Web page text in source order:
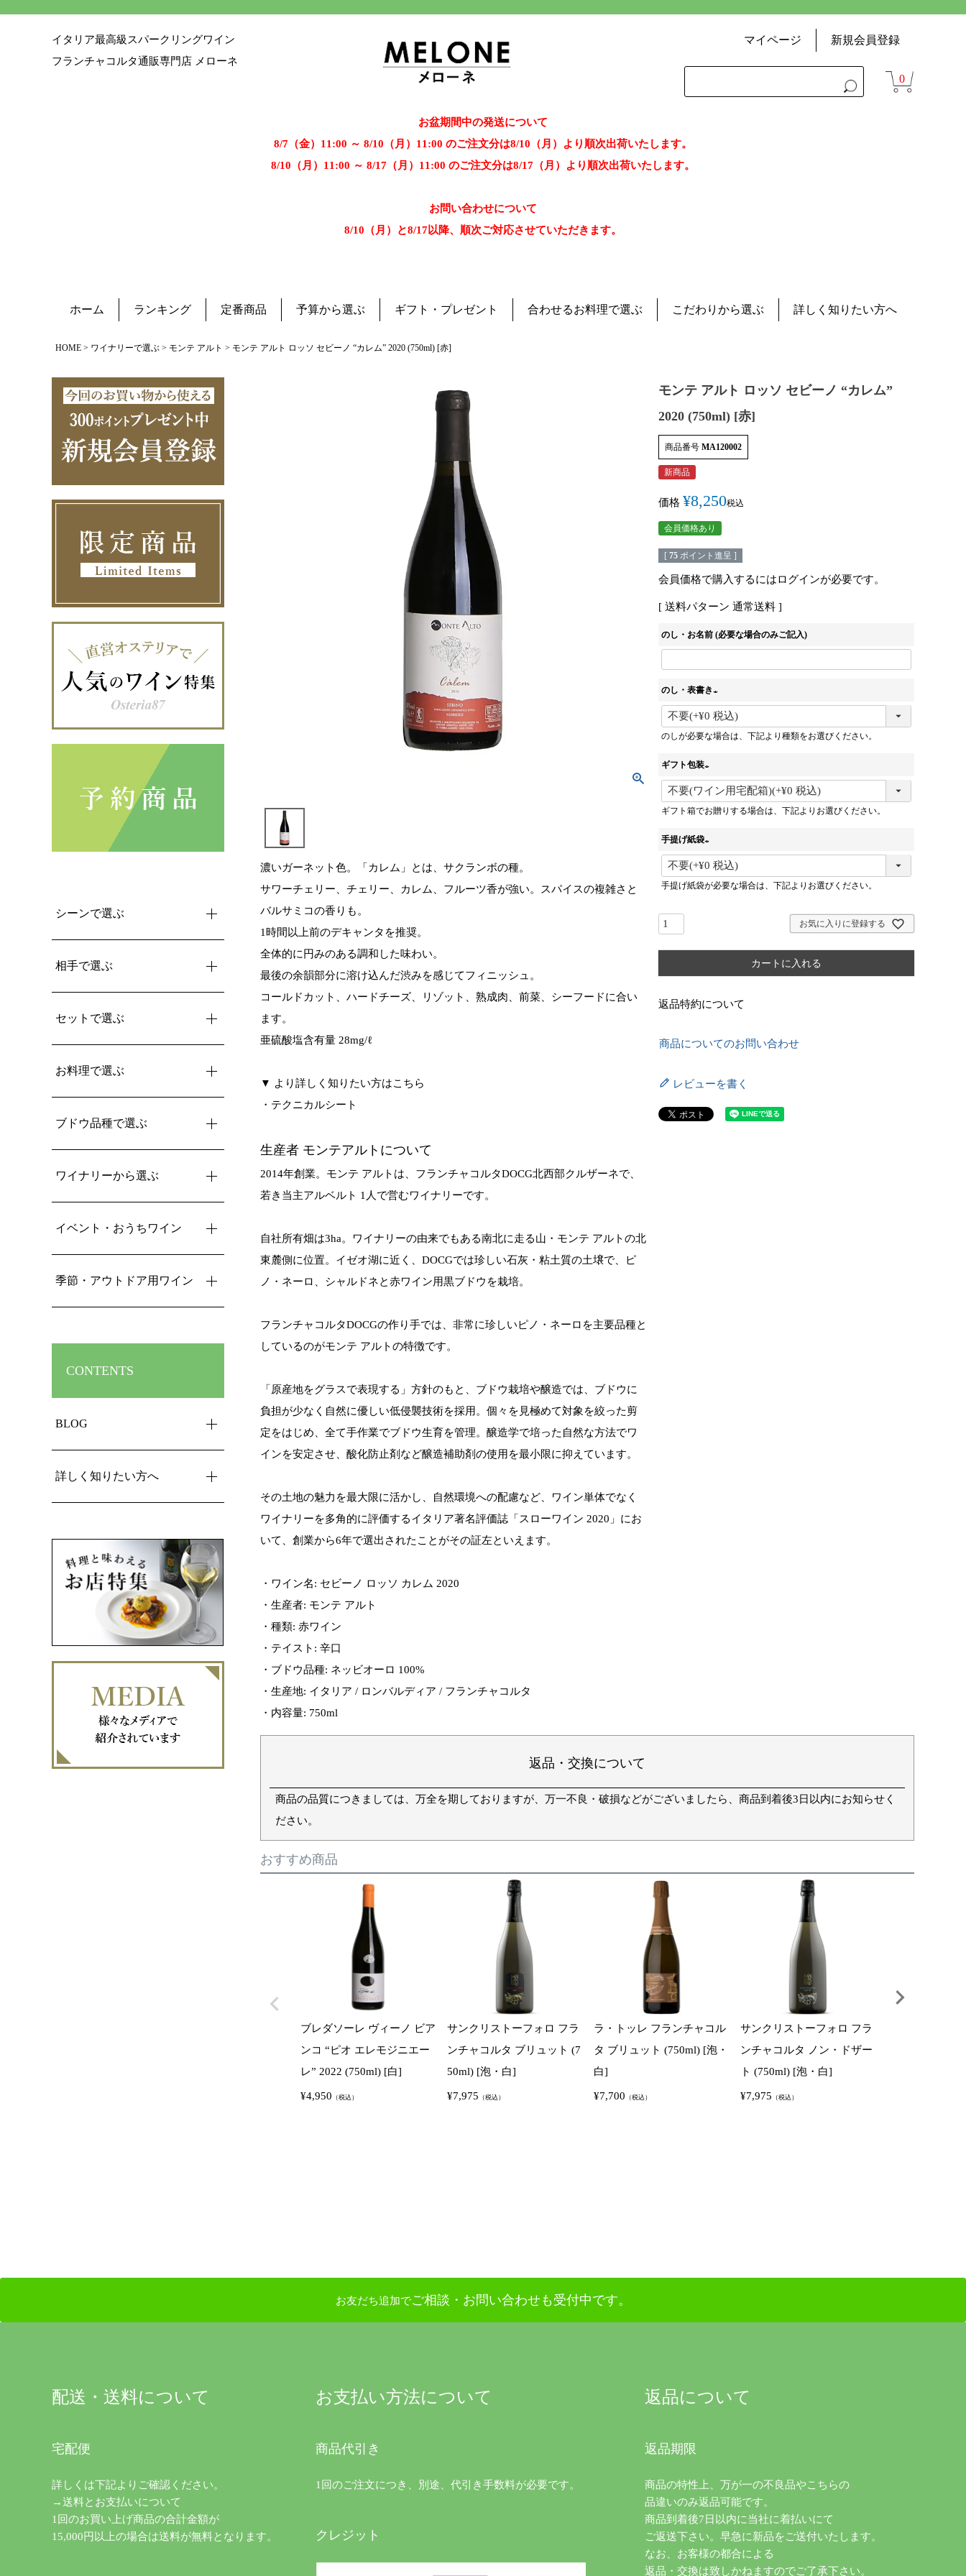
イタリア最高級スパークリングワイン
フランチャコルタ通販専門店 メローネ
マイページ 新規会員登録
0
お盆期間中の発送について
8/7（金）11:00 ～ 8/10（月）11:00 のご注文分は8/10（月）より順次出荷いたします。
8/10（月）11:00 ～ 8/17（月）11:00 のご注文分は8/17（月）より順次出荷いたします。
お問い合わせについて
8/10（月）と8/17以降、順次ご対応させていただきます。
ホーム ランキング 定番商品 予算から選ぶ ギフト・プレゼント 合わせるお料理で選ぶ こだわりから選ぶ 詳しく知りたい方へ
HOME ワイナリーで選ぶ モンテ アルト モンテ アルト ロッソ セビーノ “カレム” 2020 (750ml) [赤]
シーンで選ぶ
相手で選ぶ
セットで選ぶ
お料理で選ぶ
ブドウ品種で選ぶ
ワイナリーから選ぶ
イベント・おうちワイン
季節・アウトドア用ワイン
CONTENTS
BLOG
詳しく知りたい方へ
濃いガーネット色。「カレム」とは、サクランボの種。
サワーチェリー、チェリー、カレム、フルーツ香が強い。スパイスの複雑さと
バルサミコの香りも。
1時間以上前のデキャンタを推奨。
全体的に円みのある調和した味わい。
最後の余韻部分に溶け込んだ渋みを感じてフィニッシュ。
コールドカット、ハードチーズ、リゾット、熟成肉、前菜、シーフードに合い
ます。
亜硫酸塩含有量 28mg/ℓ
▼ より詳しく知りたい方はこちら
・ テクニカルシート
生産者 モンテアルトについて
2014年創業。モンテ アルトは、フランチャコルタDOCG北西部クルザーネで、
若き当主アルベルト 1人で営むワイナリーです。
自社所有畑は3ha。ワイナリーの由来でもある南北に走る山・モンテ アルトの北
東麓側に位置。イゼオ湖に近く、DOCGでは珍しい石灰・粘土質の土壌で、ピ
ノ・ネーロ、シャルドネと赤ワイン用黒ブドウを栽培。
フランチャコルタDOCGの作り手では、非常に珍しいピノ・ネーロを主要品種と
しているのがモンテ アルトの特徴です。
「原産地をグラスで表現する」方針のもと、ブドウ栽培や醸造では、ブドウに
負担が少なく自然に優しい低侵襲技術を採用。個々を見極めて対象を絞った剪
定をはじめ、全て手作業でブドウ生育を管理。 醸造学で培った自然な方法でワ
インを安定させ、酸化防止剤など醸造補助剤の使用を最小限に抑えています。
その土地の魅力を最大限に活かし、自然環境への配慮など、ワイン単体でなく
ワイナリーを多角的に評価するイタリア著名評価誌「スローワイン 2020」にお
いて、創業から6年で選出されたことがその証左といえます。
・ワイン名: セビーノ ロッソ カレム 2020
・生産者: モンテ アルト
・種類: 赤ワイン
・テイスト: 辛口
・ブドウ品種: ネッビオーロ 100%
・生産地: イタリア / ロンバルディア / フランチャコルタ
・内容量: 750ml
モンテ アルト ロッソ セビーノ “カレム”
2020 (750ml) [赤]
商品番号 MA120002
新商品
価格 ¥8,250税込
会員価格あり
[ 75 ポイント進呈 ]
会員価格で購入するにはログインが必要です。
送料パターン 通常送料
のし・お名前 (必要な場合のみご記入)
のし・表書き
(
必
のしが必要な場合は、下記より種類をお選びください。
ギフト包装
(
必
)
ギフト箱でお贈りする場合は、下記よりお選びください。
手提げ紙袋
(
必
手提げ紙袋が必要な場合は、下記よりお選びください。
お気に入りに登録する
カートに入れる
返品特約について
商品についてのお問い合わせ
レビューを書く
返品・交換について
商品の品質につきましては、万全を期しておりますが、万一不良・破損などがございましたら、商品到着後3日以内にお知らせく
ださい。
おすすめ商品
ブレダソーレ ヴィーノ ビア
ンコ “ピオ エレモジニエー
レ” 2022 (750ml) [白]
¥4,950 （税込）
サンクリストーフォロ フラ
ンチャコルタ ブリュット (7
50ml) [泡・白]
¥7,975 （税込）
ラ・トッレ フランチャコル
タ ブリュット (750ml) [泡・
白]
¥7,700 （税込）
サンクリストーフォロ フラ
ンチャコルタ ノン・ドザー
ト (750ml) [泡・白]
¥7,975 （税込）
お友だち追加でご相談・お問い合わせも受付中です。
配送・送料について
宅配便
詳しくは下記よりご確認ください。
→送料とお支払いについて
1回のお買い上げ商品の合計金額が
15,000円以上の場合は送料が無料となります。
お支払い方法について
商品代引き
1回のご注文につき、別途、代引き手数料が必要です。
クレジット
返品について
返品期限
商品の特性上、万が一の不良品やこちらの
品違いのみ返品可能です。
商品到着後7日以内に当社に着払いにて
ご返送下さい。早急に新品をご送付いたします。
なお、お客様の都合による
返品・交換は致しかねますのでご了承下さい。